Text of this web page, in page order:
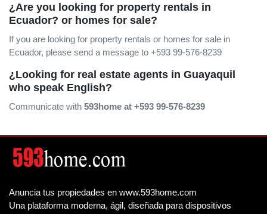
¿Are you looking for property rentals in
Ecuador? or homes for sale?
If you are looking for property rentals or homes for sale in
Ecuador, please send a message to +593 99-576-8239
¿Looking for real estate agents in Guayaquil
who speak English?
Communicate with 593home at +593 99-576-8239
Anuncia tus propiedades en www.593home.com
Una plataforma moderna, ágil, diseñada para dispositivos